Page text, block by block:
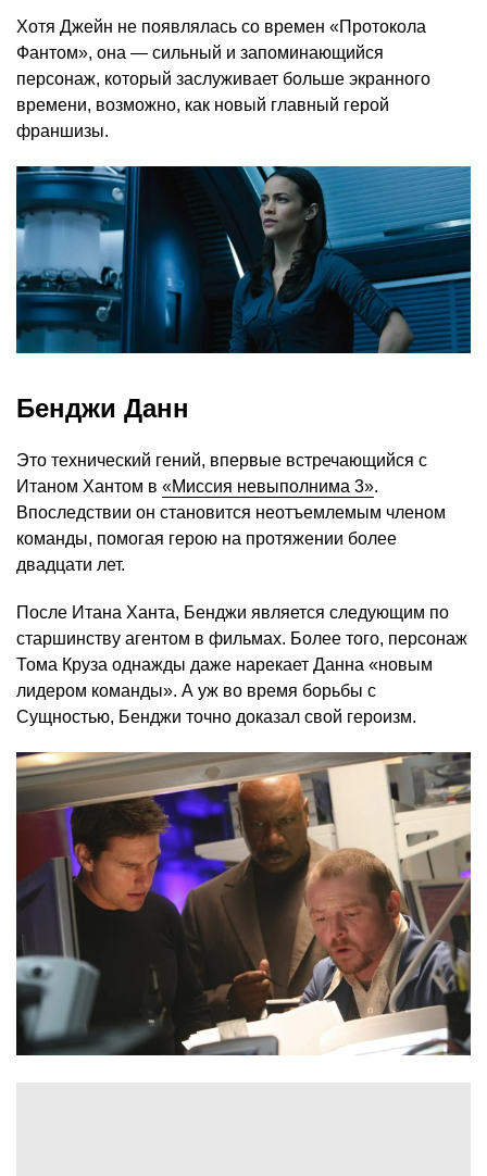
Хотя Джейн не появлялась со времен «Протокола
Фантом», она — сильный и запоминающийся
персонаж, который заслуживает больше экранного
времени, возможно, как новый главный герой
франшизы.
Бенджи Данн
Это технический гений, впервые встречающийся с
Итаном Хантом в «Миссия невыполнима 3».
Впоследствии он становится неотъемлемым членом
команды, помогая герою на протяжении более
двадцати лет.
После Итана Ханта, Бенджи является следующим по
старшинству агентом в фильмах. Более того, персонаж
Тома Круза однажды даже нарекает Данна «новым
лидером команды». А уж во время борьбы с
Сущностью, Бенджи точно доказал свой героизм.